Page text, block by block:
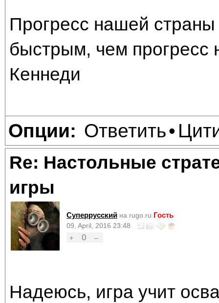
Прогресс нашей
быстрым, чем прогресс
Кеннеди
Опции: Ответить•
Re: Настольные
игры
Суперрусский на rugo.ru Гость
09, April, 2016 23:48
+
0 –
Надеюсь, игра учит